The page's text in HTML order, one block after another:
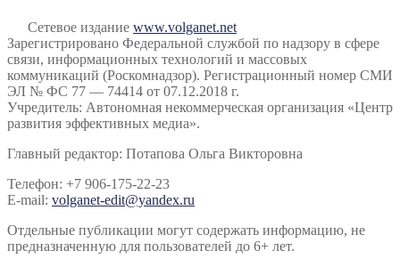
Сетевое издание www.volganet.net
Зарегистрировано Федеральной службой по надзору в сфере
связи, информационных технологий и массовых
коммуникаций (Роскомнадзор). Регистрационный номер СМИ
ЭЛ № ФС 77 — 74414 от 07.12.2018 г.
Учредитель: Автономная некоммерческая организация «Центр
развития эффективных медиа».
Главный редактор: Потапова Ольга Викторовна
Телефон: +7 906-175-22-23
E-mail: volganet-edit@yandex.ru
Отдельные публикации могут содержать информацию, не
предназначенную для пользователей до 6+ лет.